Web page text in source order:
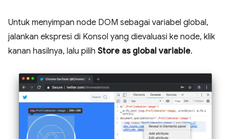
Untuk menyimpan node DOM sebagai variabel global,
jalankan ekspresi di Konsol yang dievaluasi ke node, klik
kanan hasilnya, lalu pilih Store as global variable.